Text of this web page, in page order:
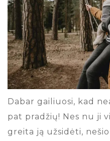
Dabar gailiuosi, kad
pat pradžių! Nes nu ji
greita ją užsidėti,